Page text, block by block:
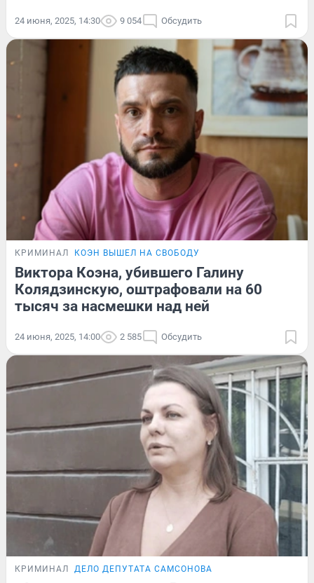
24 июня, 2025, 14:30 9 054 Обсудить
КРИМИНАЛ КОЭН ВЫШЕЛ НА СВОБОДУ
Виктора Коэна, убившего Галину
Колядзинскую, оштрафовали на 60
тысяч за насмешки над ней
24 июня, 2025, 14:00 2 585 Обсудить
КРИМИНАЛ ДЕЛО ДЕПУТАТА САМСОНОВА